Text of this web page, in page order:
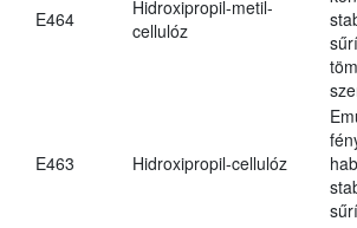
E464
Hidroxipropil-metil-
cellulóz
E463 Hidroxipropil-cellulóz